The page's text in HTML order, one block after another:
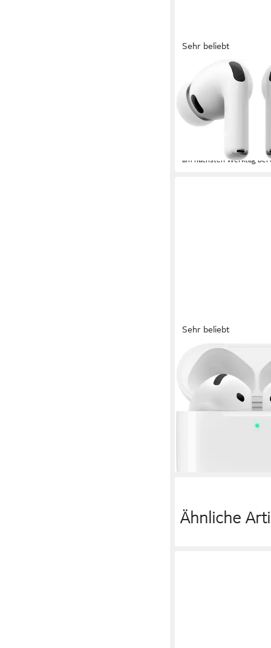
Sehr beliebt
AirPods Pro 3
Kopfhörer
Bluetooth
10 Std. max. Laufzeit
5.3 Bluetooth
mtl. in 12 Raten
am nächsten Werktag bei
Sehr beliebt
APPLE
AirPods 4 wireless
Bluetooth Verbindung
max. Laufzeit
5.3
129,63 € UVP149,00 €
mtl. in 12 Raten
Ähnliche